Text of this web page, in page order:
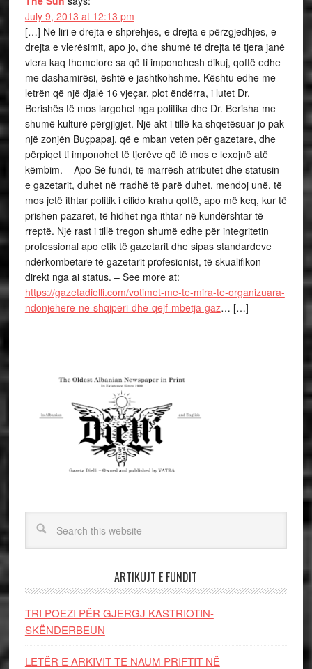
July 9, 2013 at 12:13 pm
[…] Në liri e drejta e shprehjes, e drejta e përzgjedhjes, e
drejta e vlerësimit, apo jo, dhe shumë të drejta të tjera janë
vlera kaq themelore sa që ti imponohesh dikuj, qoftë edhe
me dashamirësi, është e jashtkohshme. Kështu edhe me
letrën që një djalë 16 vjeçar, plot ëndërra, i lutet Dr.
Berishës të mos largohet nga politika dhe Dr. Berisha me
shumë kulturë përgjigjet. Një akt i tillë ka shqetësuar jo pak
një zonjën Buçpapaj, që e mban veten për gazetare, dhe
përpiqet ti imponohet të tjerëve që të mos e lexojnë atë
këmbim. – Apo Së fundi, të marrësh atributet dhe statusin
e gazetarit, duhet në rradhë të parë duhet, mendoj unë, të
mos jetë ithtar politik i cilido krahu qoftë, apo më keq, kur të
prishen pazaret, të hidhet nga ithtar në kundërshtar të
rreptë. Një rast i tillë tregon shumë edhe për integritetin
professional apo etik të gazetarit dhe sipas standardeve
ndërkombetare të gazetarit profesionist, të skualifikon
direkt nga ai status. – See more at:
https://gazetadielli.com/votimet-me-te-mira-te-organizuara-
ndonjehere-ne-shqiperi-dhe-qejf-mbetja-gaz… […]
ARTIKUJT E FUNDIT
TRI POEZI PËR GJERGJ KASTRIOTIN-
SKËNDERBEUN
LETËR E ARKIVIT TE NAUM PRIFTIT NË